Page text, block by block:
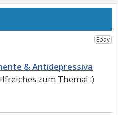
& Antidepressiva